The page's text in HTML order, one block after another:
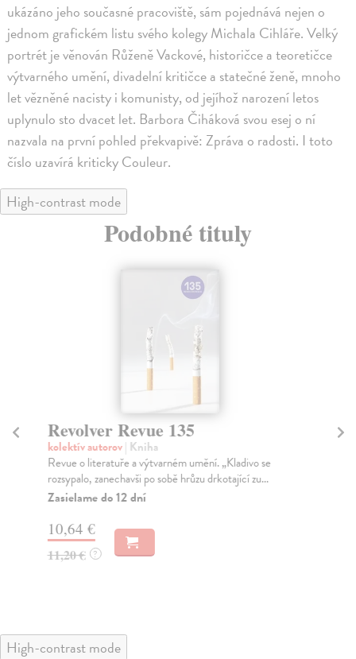
ukázáno jeho současné pracoviště, sám pojednává nejen o
jednom grafickém listu svého kolegy Michala Cihláře. Velký
portrét je věnován Růženě Vackové, historičce a teoretičce
výtvarného umění, divadelní kritičce a statečné ženě, mnoho
let vězněné nacisty i komunisty, od jejíhož narození letos
uplynulo sto dvacet let. Barbora Čiháková svou esej o ní
nazvala na první pohled překvapivě: Zpráva o radosti. I toto
číslo uzavírá kriticky Couleur.
High-contrast mode
Podobné tituly
Revolver Revue 135
kolektív autorov| Kniha
Revue o literatuře a výtvarném umění. „Kladivo se
rozsypalo, zanechavši po sobě hrůzu drkotající zu...
Zasielame do 12 dní
10,64 €
11,20 € ?
High-contrast mode